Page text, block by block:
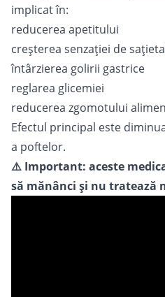
implicat în:
reducerea apetitului
creșterea senzației de
întârzierea golirii gastrice
reglarea glicemiei
reducerea zgomotului
Efectul principal este
a poftelor.
⚠️ Important: aceste
să mănânci și nu tratează